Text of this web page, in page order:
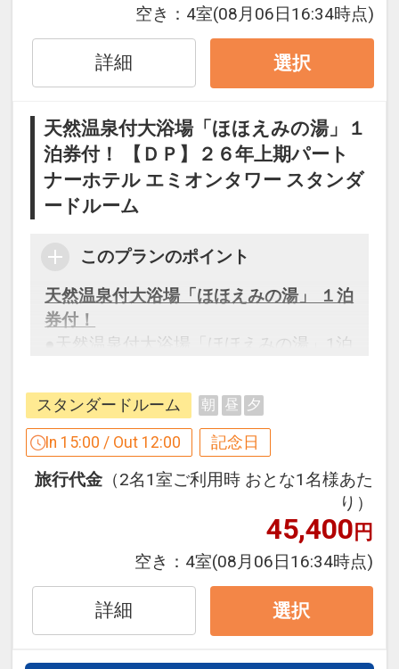
空き： 4室(08月06日16:34時点)
詳細 選択
天然温泉付大浴場「ほほえみの湯」１
泊券付！ 【ＤＰ】２６年上期パート
ナーホテル エミオンタワー スタンダ
ードルーム
このプランのポイント
天然温泉付大浴場「ほほえみの湯」 １泊
券付！
●天然温泉付大浴場「ほほえみの湯」1泊
※エミオンスクエアには露天風呂はござ
いません。
※ご入浴の際の注意事項はホテルへお問
※エミオンタワー・エミオンスクエアの
能ですが、建物が離れています。建物間
の移動は部屋着ではできません。
スタンダードルーム 朝 昼 夕
In 15:00 / Out 12:00 記念日
旅行代金 （2名1室ご利用時 おとな1名様あた
り）
45,400円
空き： 4室(08月06日16:34時点)
詳細 選択